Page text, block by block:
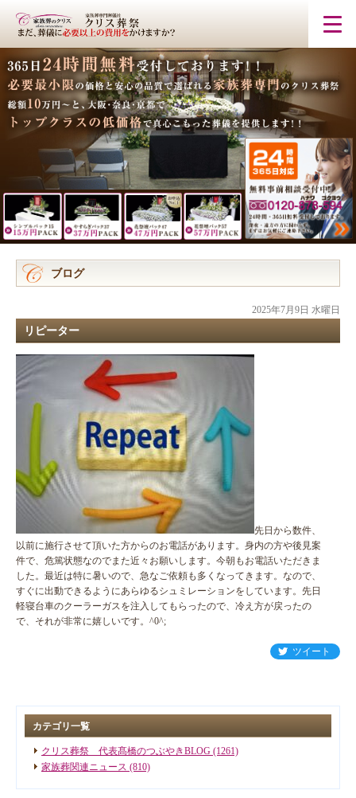
ブログ
2025年7月9日 水曜日
リピーター
先日から数件、
以前に施行させて頂いた方からのお電話があります。身内の方や後見案
件で、危篤状態なのでまた近々お願いします。今朝もお電話いただきま
した。最近は特に暑いので、急なご依頼も多くなってきます。なので、
すぐに出動できるようにあらゆるシュミレーションをしています。先日
軽寝台車のクーラーガスを注入してもらったので、冷え方が戻ったの
で、それが非常に嬉しいです。^0^;
ツイート
カテゴリ一覧
クリス葬祭 代表髙橋のつぶやきBLOG (1261)
家族葬関連ニュース (810)